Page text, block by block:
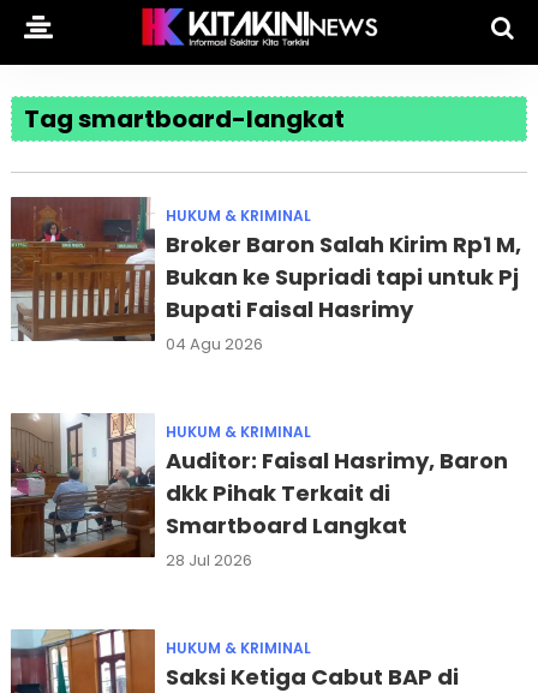
Tag smartboard-langkat
HUKUM & KRIMINAL
Broker Baron Salah Kirim Rp1 M,
Bukan ke Supriadi tapi untuk Pj
Bupati Faisal Hasrimy
04 Agu 2026
HUKUM & KRIMINAL
Auditor: Faisal Hasrimy, Baron
dkk Pihak Terkait di
Smartboard Langkat
28 Jul 2026
HUKUM & KRIMINAL
Saksi Ketiga Cabut BAP di